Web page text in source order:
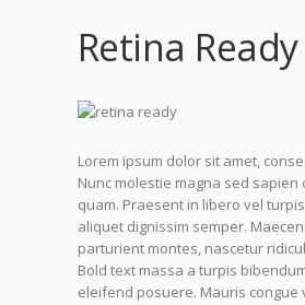
Retina Ready
Lorem ipsum dolor sit amet,
Nunc molestie magna sed
quam. Praesent in libero vel
aliquet dignissim semper.
parturient montes, nascetur
Bold text massa a turpis
eleifend posuere. Mauris congue